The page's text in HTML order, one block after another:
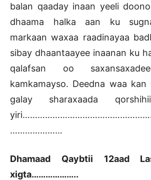
balan qaaday inaan yeeli
dhaama halka aan ku
markaan waxaa raadinayaa
sibay dhaantaayee inaanan ku
qalafsan oo
kamkamayso. Deedna waa kan
galay sharaxaada
…………………
Dhamaad Qaybtii 12aad
xigta………………..